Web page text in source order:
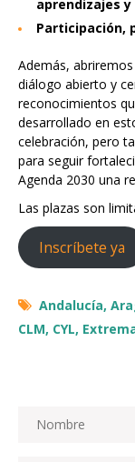
aprendizajes
Participación,
Además,
diálogo abierto y
reconocimientos
desarrollado en
celebración, pero
para seguir
Agenda 2030 una
Las plazas son
Inscríbete ya
Andalucía,
CLM, CYL,